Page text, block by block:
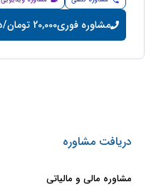
مشاوره فوری20,000 تومان/دقیقه
دریافت مشاوره
مشاوره مالی و مالیاتی